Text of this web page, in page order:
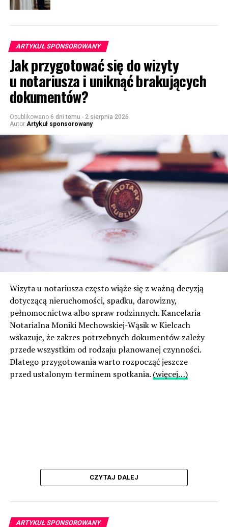
ARTYKUŁ SPONSOROWANY
Jak przygotować się do wizyty
u notariusza i uniknąć brakujących
dokumentów?
Opublikowano 6 dni temu - 2 sierpnia 2026
Autor Artykuł sponsorowany
Wizyta u notariusza często wiąże się z ważną decyzją
dotyczącą nieruchomości, spadku, darowizny,
pełnomocnictwa albo spraw rodzinnych. Kancelaria
Notarialna Moniki Mechowskiej-Wąsik w Kielcach
wskazuje, że zakres potrzebnych dokumentów zależy
przede wszystkim od rodzaju planowanej czynności.
Dlatego przygotowania warto rozpocząć jeszcze
przed ustalonym terminem spotkania. (więcej…)
CZYTAJ DALEJ
ARTYKUŁ SPONSOROWANY